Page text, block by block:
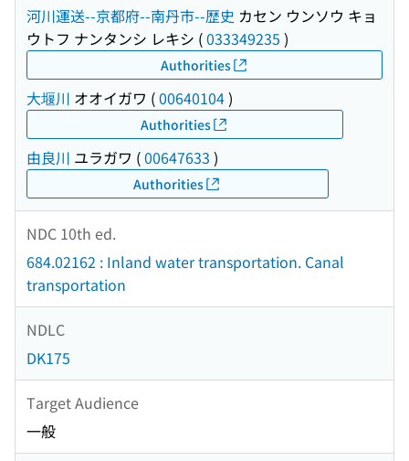
河川運送--京都府--南丹市--歴史 カセン ウンソウ キョ
ウトフ ナンタンシ レキシ (033349235 )
Authorities
大堰川 オオイガワ (00640104)
Authorities
由良川 ユラガワ (00647633 )
Authorities
NDC 10th ed.
684.02162 : Inland water transportation. Canal
transportation
NDLC
DK175
Target Audience
一般